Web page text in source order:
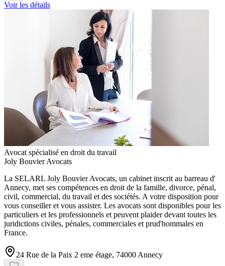
Voir les détails
Avocat spécialisé en droit du travail
Joly Bouvier Avocats
La SELARL Joly Bouvier Avocats, un cabinet inscrit au barreau d'
Annecy, met ses compétences en droit de la famille, divorce, pénal,
civil, commercial, du travail et des sociétés. A votre disposition pour
vous conseiller et vous assister. Les avocats sont disponibles pour les
particuliers et les professionnels et peuvent plaider devant toutes les
juridictions civiles, pénales, commerciales et prud'hommales en
France.
24 Rue de la Paix 2 eme étage, 74000 Annecy